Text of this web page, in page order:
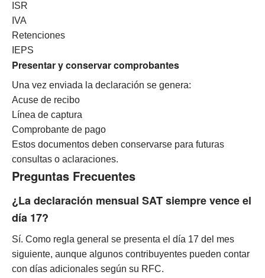
ISR
IVA
Retenciones
IEPS
Presentar y conservar comprobantes
Una vez enviada la declaración se genera:
Acuse de recibo
Línea de captura
Comprobante de pago
Estos documentos deben conservarse para futuras
consultas o aclaraciones.
Preguntas Frecuentes
¿La declaración mensual SAT siempre vence el
día 17?
Sí. Como regla general se presenta el día 17 del mes
siguiente, aunque algunos contribuyentes pueden contar
con días adicionales según su RFC.